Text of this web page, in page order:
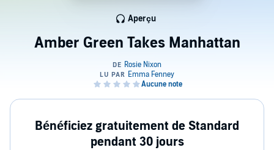
Amber Green Takes Manhattan
Aperçu
Bénéficiez gratuitement de Standard
pendant 30 jours